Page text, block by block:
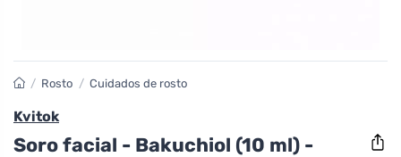
/ Rosto / Cuidados de rosto
Kvitok
Soro facial - Bakuchiol (10 ml) -